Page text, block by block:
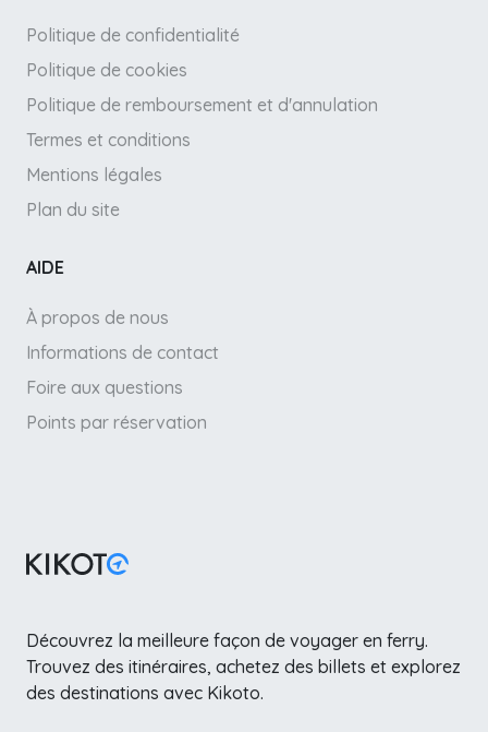
Politique de confidentialité
Politique de cookies
Politique de remboursement et d'annulation
Termes et conditions
Mentions légales
Plan du site
AIDE
À propos de nous
Informations de contact
Foire aux questions
Points par réservation
Découvrez la meilleure façon de voyager en ferry.
Trouvez des itinéraires, achetez des billets et explorez
des destinations avec Kikoto.